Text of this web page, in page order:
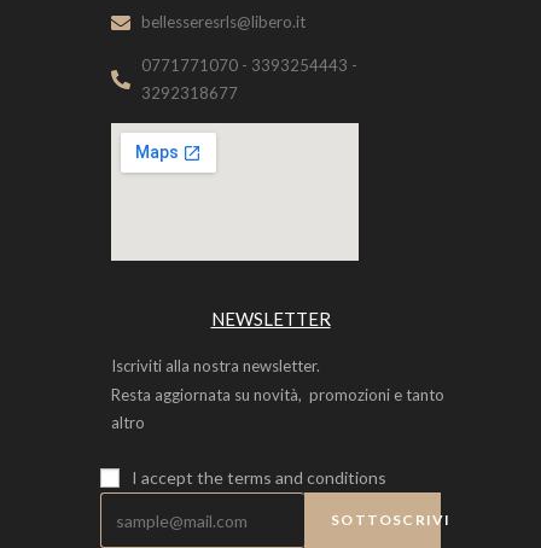
bellesseresrls@libero.it
0771771070 - 3393254443 -
3292318677
NEWSLETTER
Iscriviti alla nostra newsletter.
Resta aggiornata su novità, promozioni e tanto
altro
I accept theterms and conditions
SOTTOSCRIVI